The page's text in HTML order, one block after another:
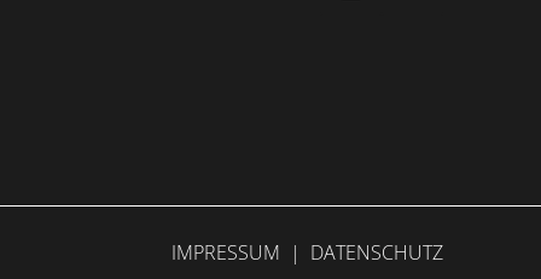
IMPRESSUM | DATENSCHUTZ